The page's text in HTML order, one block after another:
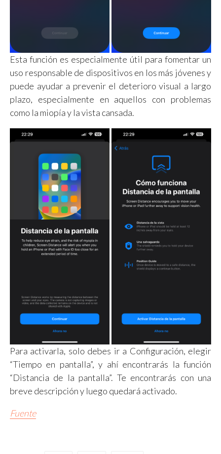
Esta función es especialmente útil para fomentar un
uso responsable de dispositivos en los más jóvenes y
puede ayudar a prevenir el deterioro visual a largo
plazo, especialmente en aquellos con problemas
como la miopía y la vista cansada.
Para activarla, solo debes ir a Configuración, elegir
“Tiempo en pantalla”, y ahí encontrarás la función
“Distancia de la pantalla”. Te encontrarás con una
breve descripción y luego quedará activado.
Fuente